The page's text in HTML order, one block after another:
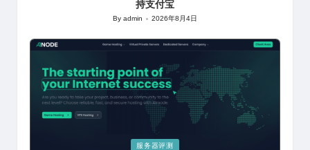
持支付宝
Posted
Byadmin 2026年8月4日
服务器评测